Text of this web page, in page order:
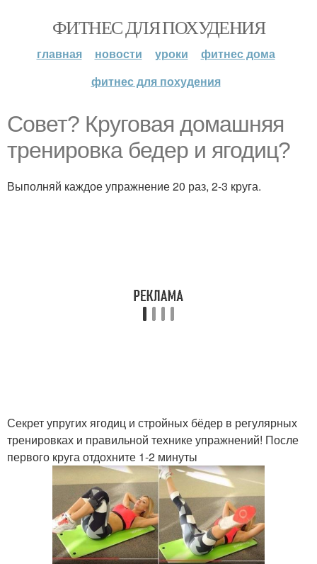
ФИТНЕС ДЛЯ ПОХУДЕНИЯ
главная новости уроки
фитнес дома
фитнес для похудения
Совет? Круговая домашняя
тренировка бедер и ягодиц?
Выполняй каждое упражнение 20 раз, 2-3 круга.
Секрет упругих ягодиц и стройных бёдер в регулярных
тренировках и правильной технике упражнений! После
первого круга отдохните 1-2 минуты